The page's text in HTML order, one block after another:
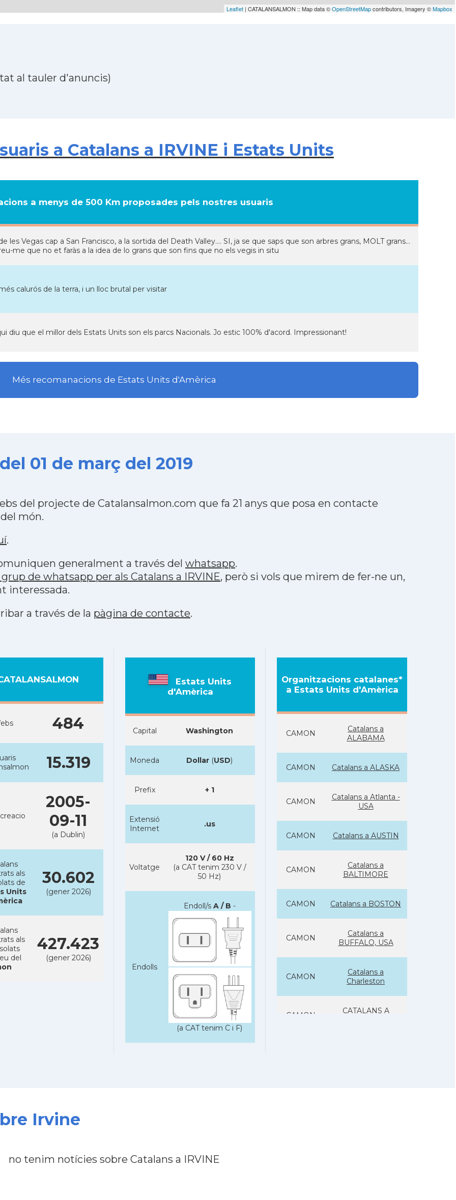
Leaflet | CATALANSALMON :: Map data ©OpenStreetMapcontributors, Imagery ©Mapbox
al tauler d'anuncis)
a Catalans a IRVINE i Estats Units
a menys de 500 Km proposades pels nostres usuaris
les Vegas cap a San Francisco, a la sortida del Death Valley.... SI, ja se que saps que son arbres grans, MOLT grans...
me que no et faràs a la idea de lo grans que son fins que no els vegis in situ
calurós de la terra, i un lloc brutal per visitar
diu que el millor dels Estats Units son els parcs Nacionals. Jo estic 100% d'acord. Impressionant!
Més recomanacions de Estats Units d'Amèrica
01 de març del 2019
del projecte de Catalansalmon.com que fa 21 anys que posa en contacte
món.
.
generalment a través del whatsapp.
de whatsapp per als Catalans a IRVINE, però si vols que mirem de fer-ne un,
interessada.
a través de la pàgina de contacte.
484
15.319
2005-
09-11
(a Dublin)
als
de
Units
30.602
(gener 2026)
als
del
427.423
(gener 2026)
Estats Units
d'Amèrica
Capital Washington
Moneda Dollar (USD)
Prefix + 1
Extensió
Internet
.us
Voltatge
120 V / 60 Hz
(a CAT tenim 230 V /
50 Hz)
Endolls
Endoll/s A / B -
(a CAT tenim C i F)
Organitzacions catalanes*
a Estats Units d'Amèrica
CAMON
Catalans a
ALABAMA
CAMON Catalans a ALASKA
CAMON
Catalans a Atlanta -
USA
CAMON Catalans a AUSTIN
CAMON
Catalans a
BALTIMORE
CAMON Catalans a BOSTON
CAMON
Catalans a
BUFFALO, USA
CAMON
Catalans a
Charleston
CAMON
CATALANS A
Irvine
no tenim notícies sobre Catalans a IRVINE